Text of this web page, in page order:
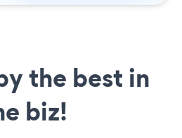
the best in
biz!